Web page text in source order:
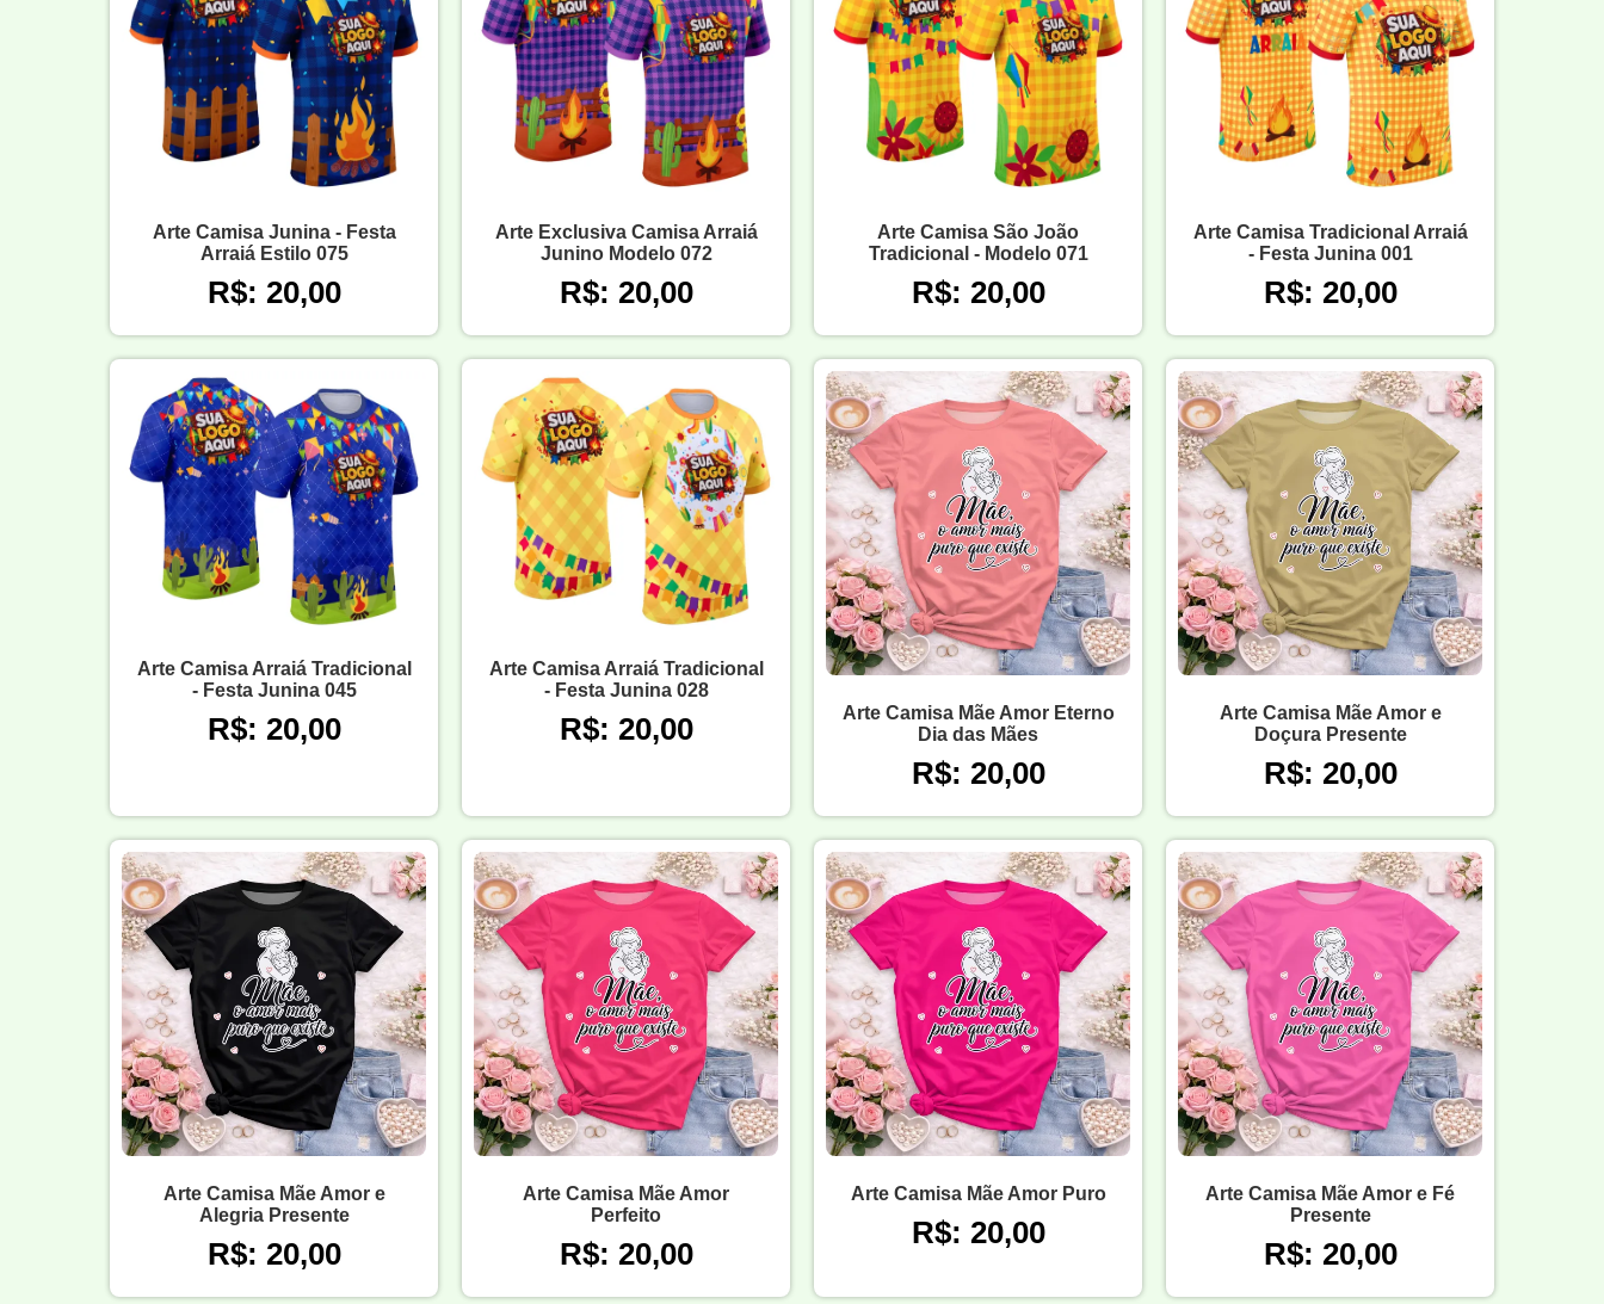
Arte Camisa Junina - Festa
Arraiá Estilo 075
R$: 20,00
Arte Exclusiva Camisa Arraiá
Junino Modelo 072
R$: 20,00
Arte Camisa São João
Tradicional - Modelo 071
R$: 20,00
Arte Camisa Tradicional Arraiá
- Festa Junina 001
R$: 20,00
Arte Camisa Arraiá Tradicional
- Festa Junina 045
R$: 20,00
Arte Camisa Arraiá Tradicional
- Festa Junina 028
R$: 20,00
Arte Camisa Mãe Amor Eterno
Dia das Mães
R$: 20,00
Arte Camisa Mãe Amor e
Doçura Presente
R$: 20,00
Arte Camisa Mãe Amor e
Alegria Presente
R$: 20,00
Arte Camisa Mãe Amor
Perfeito
R$: 20,00
Arte Camisa Mãe Amor Puro
R$: 20,00
Arte Camisa Mãe Amor e Fé
Presente
R$: 20,00